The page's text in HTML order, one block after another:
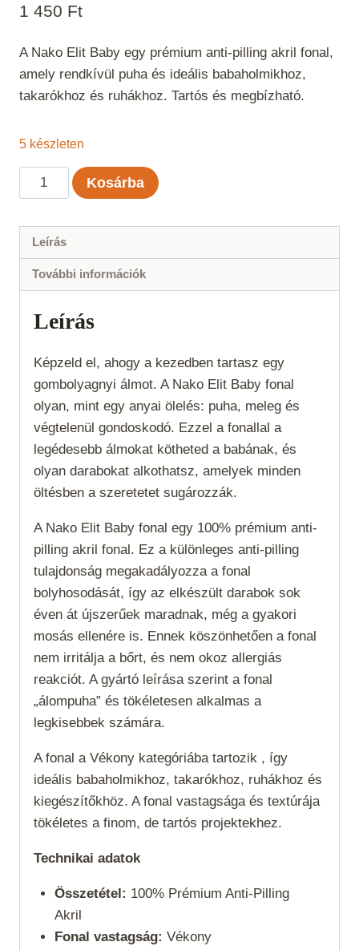
1 450 Ft
A Nako Elit Baby egy prémium anti-pilling akril fonal,
amely rendkívül puha és ideális babaholmikhoz,
takarókhoz és ruhákhoz. Tartós és megbízható.
5 készleten
Nako
Elit
Púderrózsaszín
Kosárba
Leírás
További információk
Leírás
Képzeld el, ahogy a kezedben tartasz egy
gombolyagnyi álmot. A Nako Elit Baby fonal
olyan, mint egy anyai ölelés: puha, meleg és
végtelenül gondoskodó. Ezzel a fonallal a
legédesebb álmokat kötheted a babának, és
olyan darabokat alkothatsz, amelyek minden
öltésben a szeretetet sugározzák.
A Nako Elit Baby fonal egy 100% prémium anti-
pilling akril fonal. Ez a különleges anti-pilling
tulajdonság megakadályozza a fonal
bolyhosodását, így az elkészült darabok sok
éven át újszerűek maradnak, még a gyakori
mosás ellenére is. Ennek köszönhetően a fonal
nem irritálja a bőrt, és nem okoz allergiás
reakciót. A gyártó leírása szerint a fonal
„álompuha” és tökéletesen alkalmas a
legkisebbek számára.
A fonal a Vékony kategóriába tartozik , így
ideális babaholmikhoz, takarókhoz, ruhákhoz és
kiegészítőkhöz. A fonal vastagsága és textúrája
tökéletes a finom, de tartós projektekhez.
Technikai adatok
Összetétel: 100% Prémium Anti-Pilling
Akril
Fonal vastagság: Vékony